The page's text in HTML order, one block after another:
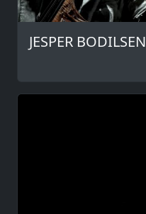
JESPER BODILSEN